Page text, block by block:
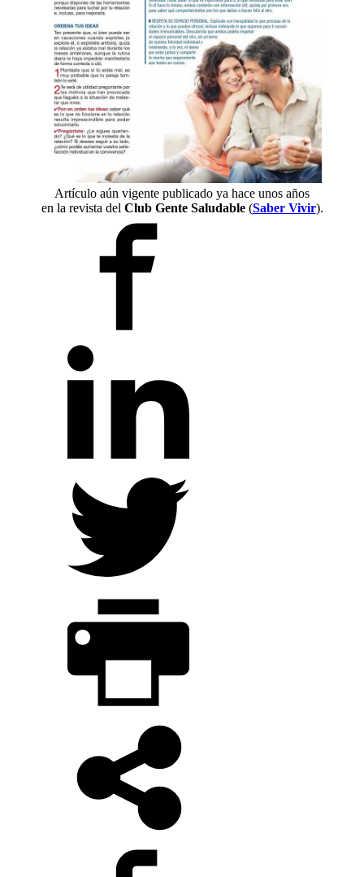
Artículo aún vigente publicado ya hace unos años
en la revista del Club Gente Saludable(Saber Vivir).